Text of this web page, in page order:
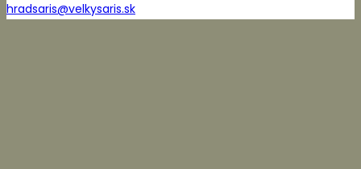
hradsaris@velkysaris.sk